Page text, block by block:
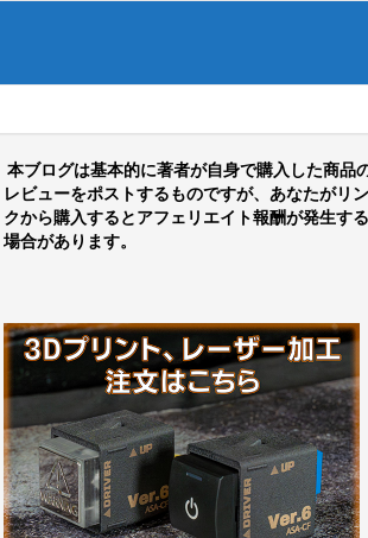
本ブログは基本的に著者が自身で購入した商品
レビューをポストするものですが、あなたがリン
クから購入するとアフェリエイト報酬が発生する
場合があります。